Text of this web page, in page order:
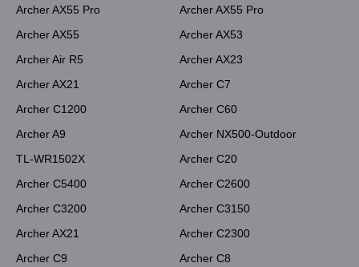
Archer AX55 Pro
Archer AX55 Pro
Archer AX55
Archer AX53
Archer Air R5
Archer AX23
Archer AX21
Archer C7
Archer C1200
Archer C60
Archer A9
Archer NX500-Outdoor
TL-WR1502X
Archer C20
Archer C5400
Archer C2600
Archer C3200
Archer C3150
Archer AX21
Archer C2300
Archer C9
Archer C8